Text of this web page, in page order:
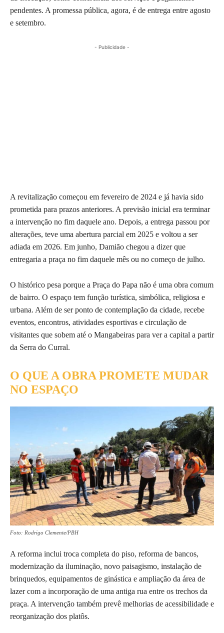
pendentes. A promessa pública, agora, é de entrega entre agosto
e setembro.
- Publicidade -
A revitalização começou em fevereiro de 2024 e já havia sido
prometida para prazos anteriores. A previsão inicial era terminar
a intervenção no fim daquele ano. Depois, a entrega passou por
alterações, teve uma abertura parcial em 2025 e voltou a ser
adiada em 2026. Em junho, Damião chegou a dizer que
entregaria a praça no fim daquele mês ou no começo de julho.
O histórico pesa porque a Praça do Papa não é uma obra comum
de bairro. O espaço tem função turística, simbólica, religiosa e
urbana. Além de ser ponto de contemplação da cidade, recebe
eventos, encontros, atividades esportivas e circulação de
visitantes que sobem até o Mangabeiras para ver a capital a partir
da Serra do Curral.
O QUE A OBRA PROMETE MUDAR
NO ESPAÇO
Foto: Rodrigo Clemente/PBH
A reforma inclui troca completa do piso, reforma de bancos,
modernização da iluminação, novo paisagismo, instalação de
brinquedos, equipamentos de ginástica e ampliação da área de
lazer com a incorporação de uma antiga rua entre os trechos da
praça. A intervenção também prevê melhorias de acessibilidade e
reorganização dos platôs.